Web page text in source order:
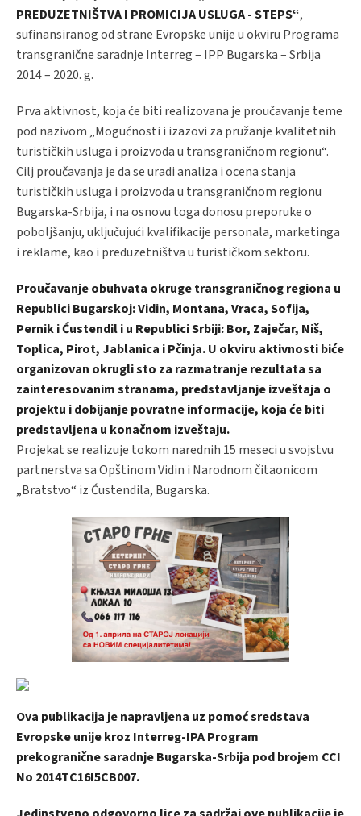
PREDUZETNIŠTVA I PROMICIJA USLUGA - STEPS“,
sufinansiranog od strane Evropske unije u okviru Programa
transgranične saradnje Interreg – IPP Bugarska – Srbija
2014 – 2020. g.
Prva aktivnost, koja će biti realizovana je proučavanje teme
pod nazivom „Mogućnosti i izazovi za pružanje kvalitetnih
turističkih usluga i proizvoda u transgraničnom regionu“.
Cilj proučavanja je da se uradi analiza i ocena stanja
turističkih usluga i proizvoda u transgraničnom regionu
Bugarska-Srbija, i na osnovu toga donosu preporuke o
poboljšanju, uključujući kvalifikacije personala, marketinga
i reklame, kao i preduzetništva u turističkom sektoru.
Proučavanje obuhvata okruge transgraničnog regiona u
Republici Bugarskoj: Vidin, Montana, Vraca, Sofija,
Pernik i Ćustendil i u Republici Srbiji: Bor, Zaječar, Niš,
Toplica, Pirot, Jablanica i Pčinja. U okviru aktivnosti biće
organizovan okrugli sto za razmatranje rezultata sa
zainteresovanim stranama, predstavljanje izveštaja o
projektu i dobijanje povratne informacije, koja će biti
predstavljena u konačnom izveštaju.
Projekat se realizuje tokom narednih 15 meseci u svojstvu
partnerstva sa Opštinom Vidin i Narodnom čitaonicom
„Bratstvo“ iz Ćustendila, Bugarska.
Ova publikacija je napravljena uz pomoć sredstava
Evropske unije kroz Interreg-IPA Program
prekogranične saradnje Bugarska-Srbija pod brojem CCI
No 2014TC16I5CB007.